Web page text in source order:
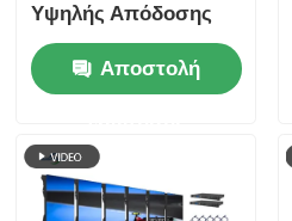
Υψηλής Απόδοσης
για Εκκλησία,
Εκδήλωση και Οπτική
Εμφάνιση Σκηνής
Αποστολή